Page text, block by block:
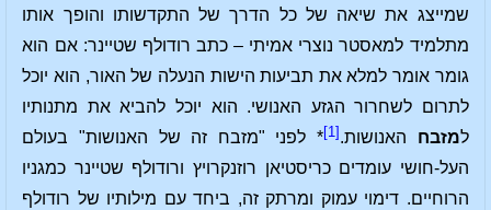
שמייצג את שיאה של כל הדרך של התקדשותו והופך אותו
מתלמיד למאסטר נוצרי אמיתי – כתב רודולף שטיינר: אם הוא
גומר אומר למלא את תביעות הישות הנעלה של האור, הוא יוכל
לתרום לשחרור הגזע האנושי. הוא יוכל להביא את מתנותיו
למזבח האנושות. [1]
* לפני "מזבח זה של האנושות" בעולם
העל-חושי עומדים כריסטיאן רוזנקרויץ ורודולף שטיינר כמגניו
הרוחיים. דימוי עמוק ומרתק זה, ביחד עם מילותיו של רודולף